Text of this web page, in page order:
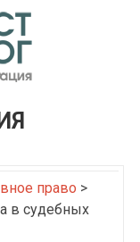
право >
в судебных